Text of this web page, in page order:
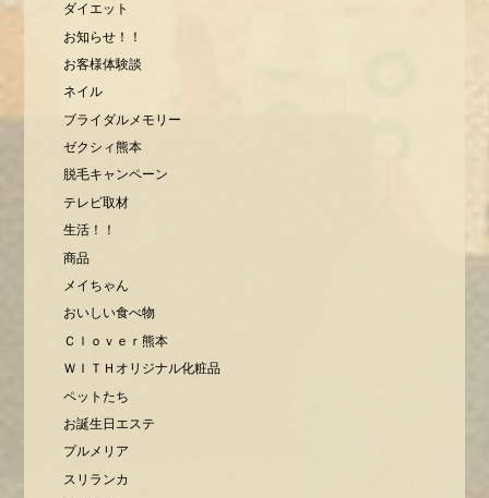
ダイエット
お知らせ！！
お客様体験談
ネイル
ブライダルメモリー
ゼクシィ熊本
脱毛キャンペーン
テレビ取材
生活！！
商品
メイちゃん
おいしい食べ物
Ｃｌｏｖｅｒ熊本
ＷＩＴＨオリジナル化粧品
ペットたち
お誕生日エステ
プルメリア
スリランカ